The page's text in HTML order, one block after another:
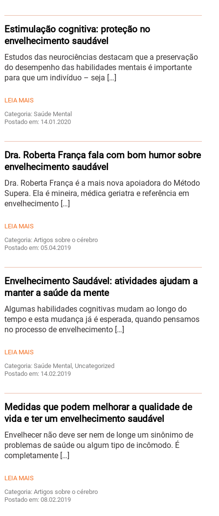
Estimulação cognitiva: proteção no
envelhecimento saudável
Estudos das neurociências destacam que a preservação
do desempenho das habilidades mentais é importante
para que um indivíduo – seja […]
LEIA MAIS
Categoria: Saúde Mental
Postado em: 14.01.2020
Dra. Roberta França fala com bom humor sobre
envelhecimento saudável
Dra. Roberta França é a mais nova apoiadora do Método
Supera. Ela é mineira, médica geriatra e referência em
envelhecimento […]
LEIA MAIS
Categoria: Artigos sobre o cérebro
Postado em: 05.04.2019
Envelhecimento Saudável: atividades ajudam a
manter a saúde da mente
Algumas habilidades cognitivas mudam ao longo do
tempo e esta mudança já é esperada, quando pensamos
no processo de envelhecimento […]
LEIA MAIS
Categoria: Saúde Mental, Uncategorized
Postado em: 14.02.2019
Medidas que podem melhorar a qualidade de
vida e ter um envelhecimento saudável
Envelhecer não deve ser nem de longe um sinônimo de
problemas de saúde ou algum tipo de incômodo. É
completamente […]
LEIA MAIS
Categoria: Artigos sobre o cérebro
Postado em: 08.02.2019